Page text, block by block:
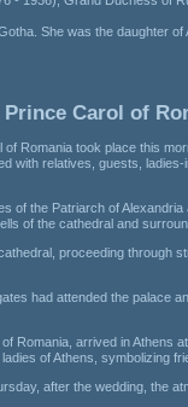
She was the daughter
Carol of
Romania took place this
with relatives, guests,
of the Patriarch of
of the cathedral and
proceeding
had attended the palace
Romania, arrived in
of Athens, symbolizing
after the wedding, the